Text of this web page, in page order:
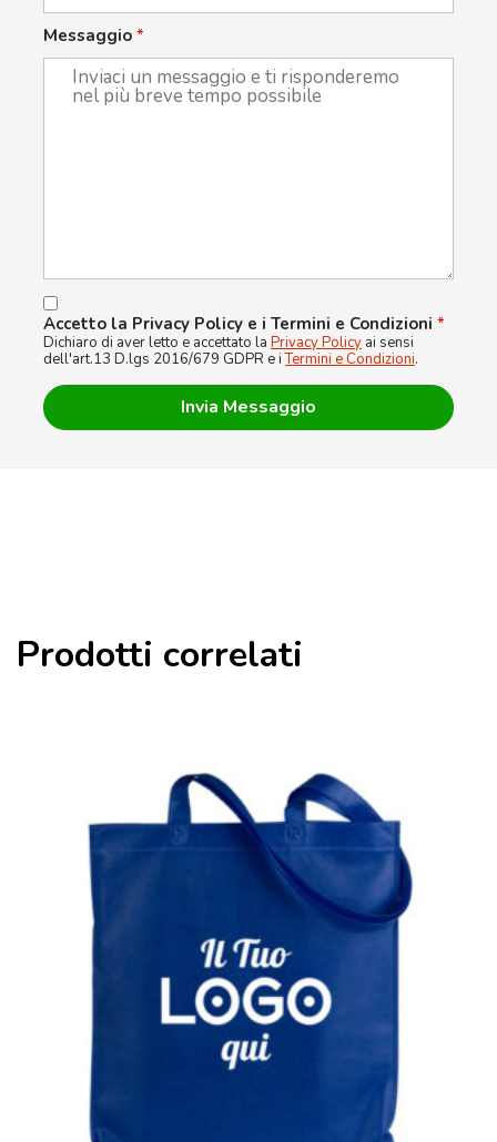
Messaggio *
Accetto la Privacy Policy e i Termini e Condizioni *
Dichiaro di aver letto e accettato la Privacy Policy ai sensi
dell'art.13 D.lgs 2016/679 GDPR e iTermini e Condizioni.
Prodotti correlati